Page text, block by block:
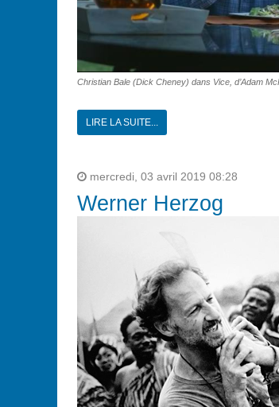
Christian Bale (Dick Cheney) dans Vice, d’Adam
LIRE LA SUITE...
mercredi, 03 avril 2019 08:28
Werner Herzog